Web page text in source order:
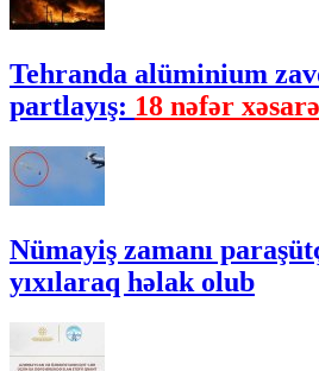
Tehranda alüminium
partlayış: 18 nəfər
Nümayiş zamanı
yıxılaraq həlak olub